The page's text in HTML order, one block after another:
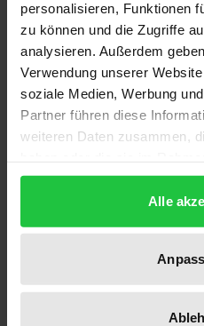
personalisieren, Funktionen
zu können und die Zugriffe
analysieren. Außerdem
Verwendung unserer
soziale Medien, Werbung
Partner führen diese
weiteren Daten zusammen,
gesammelt haben.
Alle
ISBN
978-3-7890-8245-0
Subtitle
Publication Date
Year of Publication
2002